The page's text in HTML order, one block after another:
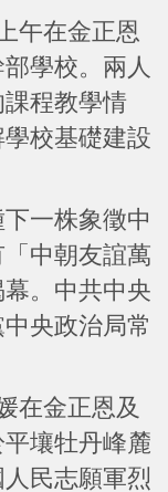
午在金正恩
學校。兩人
程教學情
校基礎建設
一株象徵中
中朝友誼萬
。中共中央
央政治局常
在金正恩及
壤牡丹峰麓
民志願軍烈